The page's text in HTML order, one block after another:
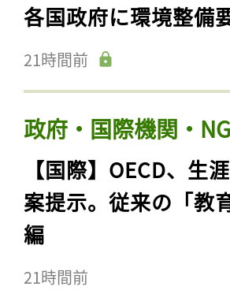
各国政府に環境整備
21時間前
政府・国際機関・
【国際】OECD、生
案提示。従来の「教
編
21時間前